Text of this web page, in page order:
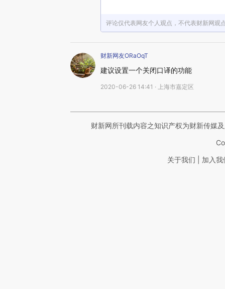
评论仅代表网友个人观点，不代表财新网观
财新网友ORaOqT
建议设置一个关闭口译的功能
2020-06-26 14:41 · 上海市嘉定区
财新网所刊载内容之知识产权为财新传媒
关于我们 加入我